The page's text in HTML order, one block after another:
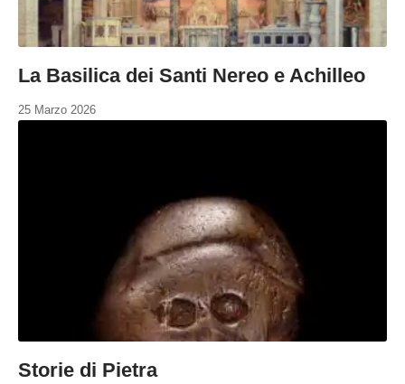
La Basilica dei Santi Nereo e Achilleo
25 Marzo 2026
Storie di Pietra